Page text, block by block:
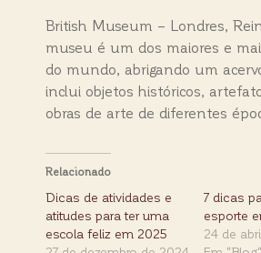
British Museum – Londres,
museu é um dos maiores e
do mundo, abrigando um
inclui objetos históricos,
obras de arte de diferentes
Relacionado
Dicas de atividades e
atitudes para ter uma
escola feliz em 2025
7 dicas
esporte
24 de